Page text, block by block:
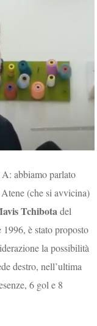
abbiamo parlato
(che si avvicina)
Tchibotadel
1996, è stato proposto
la possibilità
destro, nell’ultima
6 gol e 8